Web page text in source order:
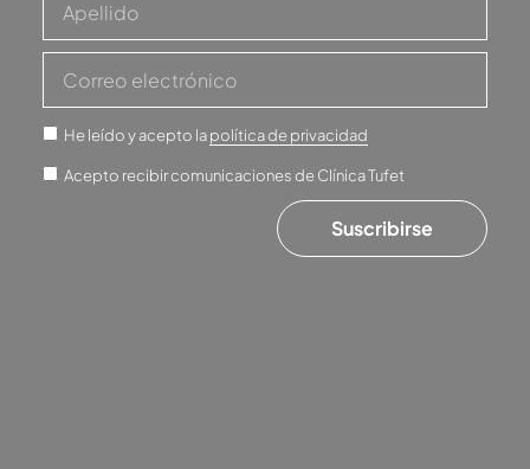
He leído y acepto lapolítica de privacidad
Acepto recibir comunicaciones de Clínica Tufet
Suscribirse